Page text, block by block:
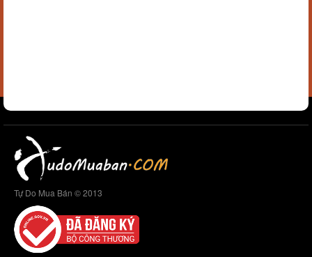
Tự Do Mua Bán © 2013